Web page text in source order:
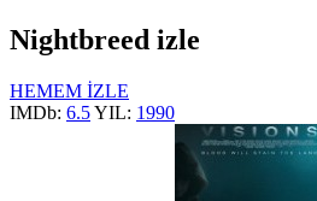
Nightbreed izle
HEMEM İZLE
IMDb: 6.5YIL: 1990